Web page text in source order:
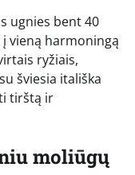
ugnies bent 40
vieną harmoningą
ryžiais,
šviesia itališka
tirštą ir
moliūgų